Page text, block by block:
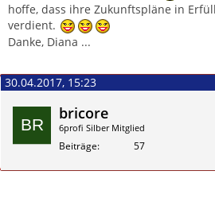
hoffe, dass ihre Zukunftspläne in
verdient.
Danke, Diana ...
30.04.2017, 15:23
bricore
6profi Silber Mitglied
Beiträge 57